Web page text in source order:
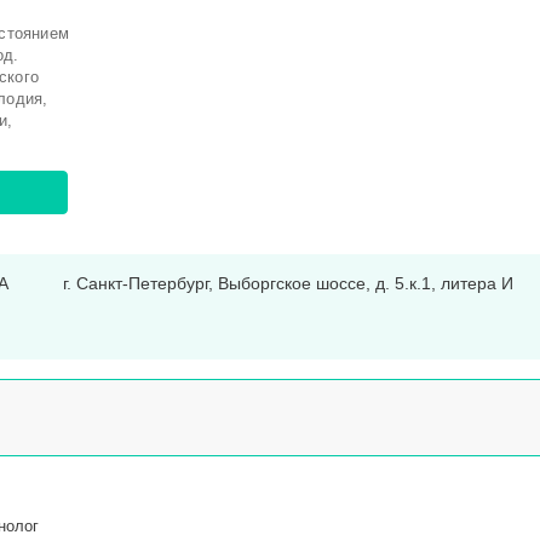
г. Санкт-Петербург, Выборгское шоссе, д. 5.к.1, литера И